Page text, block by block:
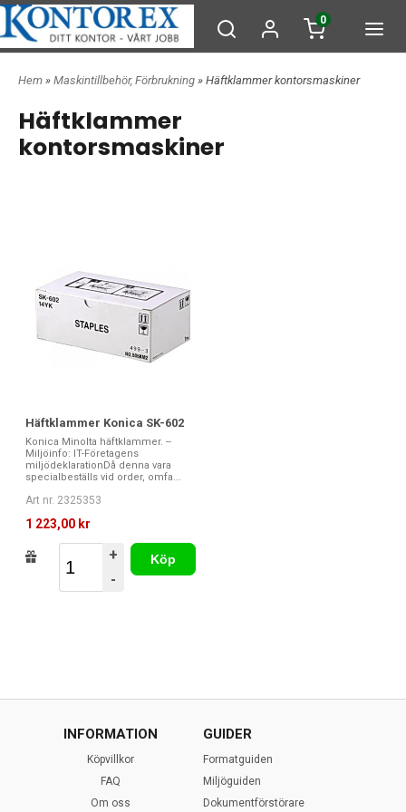
0
Hem » Maskintillbehör, Förbrukning » Häftklammer kontorsmaskiner
Häftklammer
kontorsmaskiner
Häftklammer Konica SK-602
Konica Minolta häftklammer. --
Miljöinfo: IT-Företagens
miljödeklarationDå denna vara
specialbeställs vid order, omfa...
Art nr. 2325353
1 223,00 kr
+
-
Köp
INFORMATION
Köpvillkor
FAQ
Om oss
GUIDER
Formatguiden
Miljöguiden
Dokumentförstörare